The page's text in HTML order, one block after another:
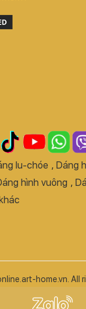
lu-chóe , Dáng
hình vuông ,
home.vn. All